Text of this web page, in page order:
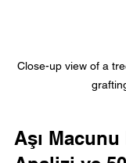
Close-up view of a
Aşı